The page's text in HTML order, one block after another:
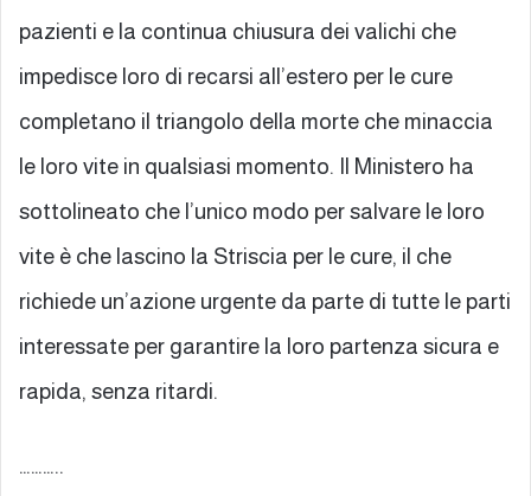
pazienti e la continua chiusura dei valichi che
impedisce loro di recarsi all’estero per le cure
completano il triangolo della morte che minaccia
le loro vite in qualsiasi momento. Il Ministero ha
sottolineato che l’unico modo per salvare le loro
vite è che lascino la Striscia per le cure, il che
richiede un’azione urgente da parte di tutte le parti
interessate per garantire la loro partenza sicura e
rapida, senza ritardi.
………..